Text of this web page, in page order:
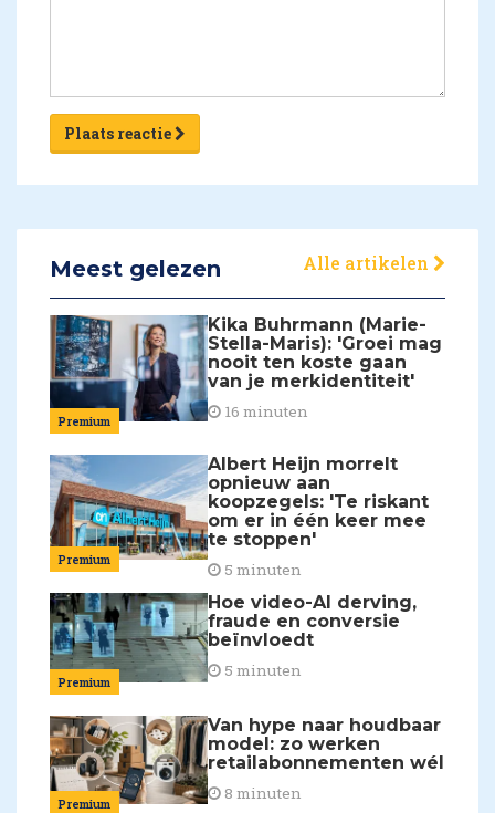
Plaats reactie
Meest gelezen Alle artikelen
Premium
Kika Buhrmann (Marie-
Stella-Maris): 'Groei mag
nooit ten koste gaan
van je merkidentiteit'
16 minuten
Premium
Albert Heijn morrelt
opnieuw aan
koopzegels: 'Te riskant
om er in één keer mee
te stoppen'
5 minuten
Premium
Hoe video-AI derving,
fraude en conversie
beïnvloedt
5 minuten
Premium
Van hype naar houdbaar
model: zo werken
retailabonnementen wél
8 minuten